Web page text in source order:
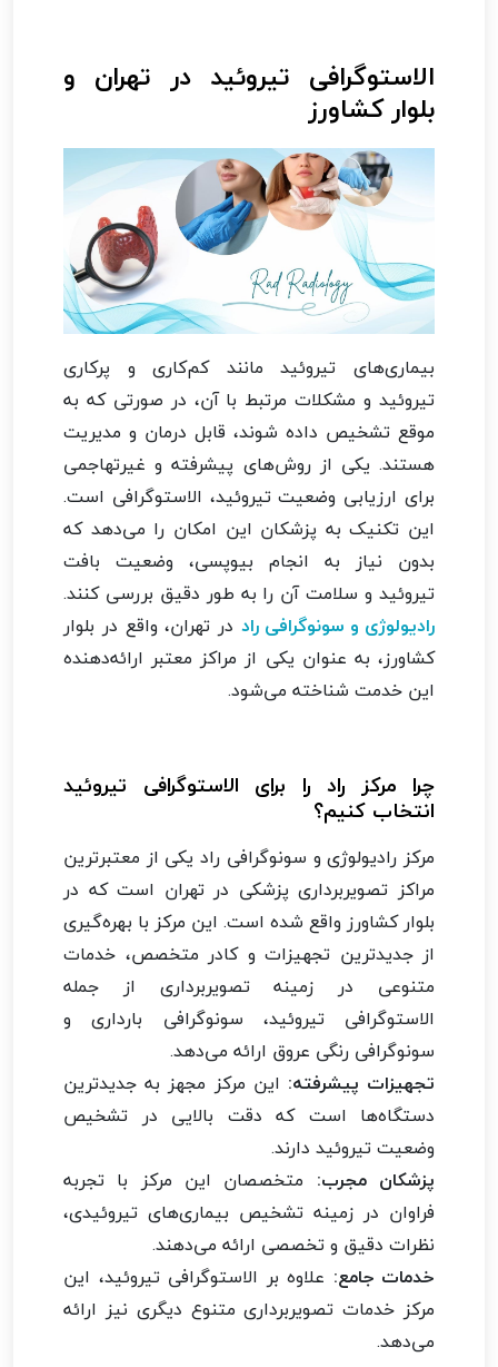
الاستوگرافی تیروئید در تهران و
بلوار کشاورز
بیماری‌های تیروئید مانند کم‌کاری و پرکاری
تیروئید و مشکلات مرتبط با آن، در صورتی که به
موقع تشخیص داده شوند، قابل درمان و مدیریت
هستند. یکی از روش‌های پیشرفته و غیرتهاجمی
برای ارزیابی وضعیت تیروئید، الاستوگرافی است.
این تکنیک به پزشکان این امکان را می‌دهد که
بدون نیاز به انجام بیوپسی، وضعیت بافت
تیروئید و سلامت آن را به طور دقیق بررسی کنند.
رادیولوژی و سونوگرافی راد در تهران، واقع در بلوار
کشاورز، به عنوان یکی از مراکز معتبر ارائه‌دهنده
این خدمت شناخته می‌شود.
چرا مرکز راد را برای الاستوگرافی تیروئید
انتخاب کنیم؟
مرکز رادیولوژی و سونوگرافی راد یکی از معتبرترین
مراکز تصویربرداری پزشکی در تهران است که در
بلوار کشاورز واقع شده است. این مرکز با بهره‌گیری
از جدیدترین تجهیزات و کادر متخصص، خدمات
متنوعی در زمینه تصویربرداری از جمله
الاستوگرافی تیروئید، سونوگرافی بارداری و
سونوگرافی رنگی عروق ارائه می‌دهد.
تجهیزات پیشرفته: این مرکز مجهز به جدیدترین
دستگاه‌ها است که دقت بالایی در تشخیص
وضعیت تیروئید دارند.
پزشکان مجرب: متخصصان این مرکز با تجربه
فراوان در زمینه تشخیص بیماری‌های تیروئیدی،
نظرات دقیق و تخصصی ارائه می‌دهند.
خدمات جامع: علاوه بر الاستوگرافی تیروئید، این
مرکز خدمات تصویربرداری متنوع دیگری نیز ارائه
می‌دهد.